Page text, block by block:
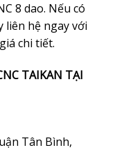
8 dao. Nếu có
liên hệ ngay với
chi tiết.
TAIKAN TẠI
Tân Bình,